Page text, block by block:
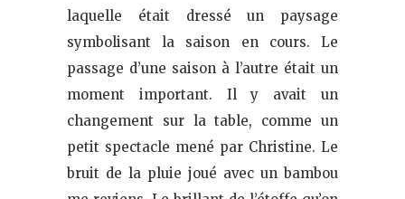
laquelle était dressé un paysage
symbolisant la saison en cours. Le
passage d’une saison à l’autre était un
moment important. Il y avait un
changement sur la table, comme un
petit spectacle mené par Christine. Le
bruit de la pluie joué avec un bambou